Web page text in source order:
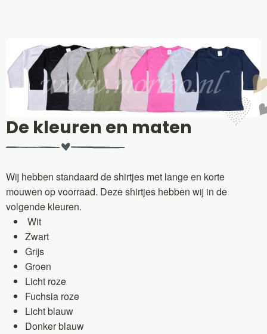
De kleuren en maten
Wij hebben standaard de shirtjes met lange en korte
mouwen op voorraad. Deze shirtjes hebben wij in de
volgende kleuren.
Wit
Zwart
Grijs
Groen
Licht roze
Fuchsia roze
Licht blauw
Donker blauw